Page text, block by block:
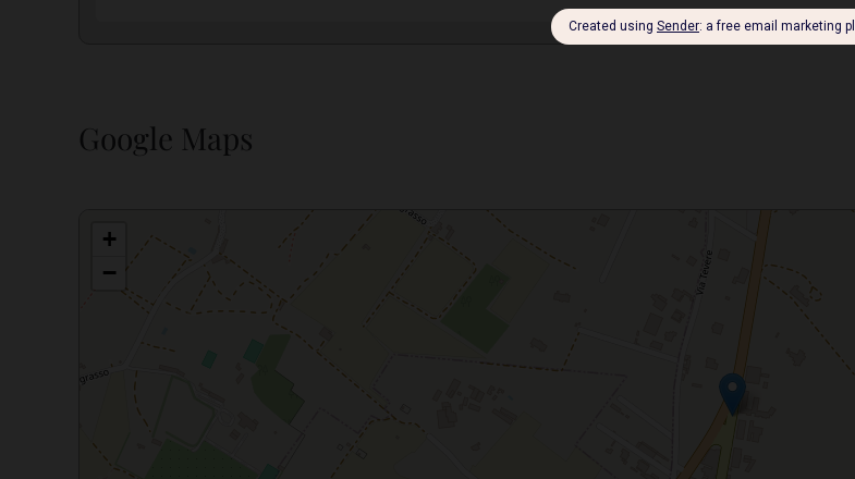
Google Maps
+
−